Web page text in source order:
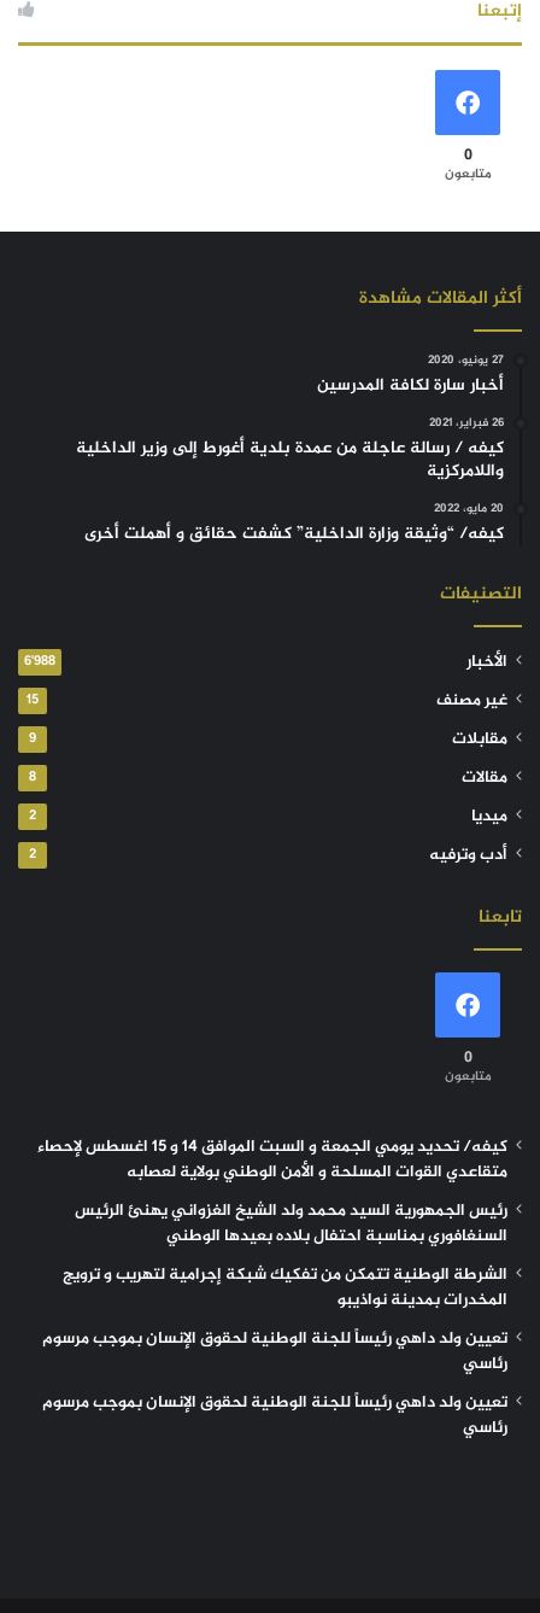
إتبعنا
0
متابعون
أكثر المقالات مشاهدة
27 يونيو، 2020
أخبار سارة لكافة المدرسين
26 فبراير، 2021
كيفه / رسالة عاجلة من عمدة بلدية أغورط إلى وزير الداخلية
واللامركزية
20 مايو، 2022
كيفه/ “وثيقة وزارة الداخلية” كشفت حقائق و أهملت أخرى
التصنيفات
الأخبار 6٬988
غير مصنف 15
مقابلات 9
مقالات 8
ميديا 2
أدب وترفيه 2
تابعنا
0
متابعون
كيفه/ تحديد يومي الجمعة و السبت الموافق 14 و 15 اغسطس لإحصاء
متقاعدي القوات المسلحة و الأمن الوطني بولاية لعصابه
رئيس الجمهورية السيد محمد ولد الشيخ الغزواني يهنئ الرئيس
السنغافوري بمناسبة احتفال بلاده بعيدها الوطني
الشرطة الوطنية تتمكن من تفكيك شبكة إجرامية لتهريب و ترويج
المخدرات بمدينة نواذيبو
تعيين ولد داهي رئيساً للجنة الوطنية لحقوق الإنسان بموجب مرسوم
رئاسي
تعيين ولد داهي رئيساً للجنة الوطنية لحقوق الإنسان بموجب مرسوم
رئاسي